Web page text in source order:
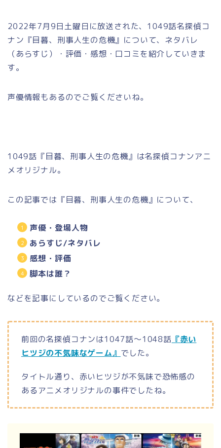
2022年7月9日土曜日に放送された、1049話名探偵コ
ナン『目暮、刑事人生の危機』について、ネタバレ
（あらすじ）・評価・感想・口コミを紹介していきま
す。
声優情報もあるのでご覧くださいね。
1049話『目暮、刑事人生の危機』は名探偵コナンアニ
メオリジナル。
この記事では『目暮、刑事人生の危機』について、
声優・登場人物
あらすじ/ネタバレ
感想・評価
脚本は誰？
などを記事にしているのでご覧ください。
前回の名探偵コナンは1047話～1048話 『赤い
ヒツジの不気味なゲーム』 でした。
タイトル通り、赤いヒツジが不気味で恐怖感の
あるアニメオリジナルの事件でしたね。